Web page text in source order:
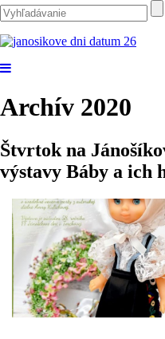
Archív 2020
Štvrtok na
výstavy Báby a ich